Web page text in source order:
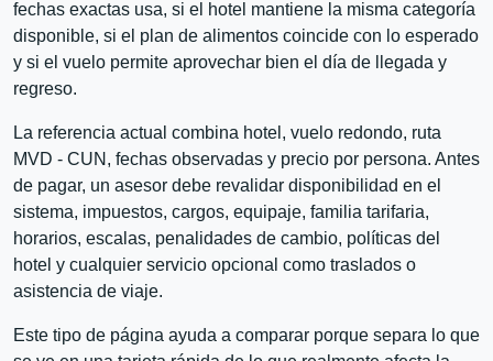
fechas exactas usa, si el hotel mantiene la misma categoría
disponible, si el plan de alimentos coincide con lo esperado
y si el vuelo permite aprovechar bien el día de llegada y
regreso.
La referencia actual combina hotel, vuelo redondo, ruta
MVD - CUN, fechas observadas y precio por persona. Antes
de pagar, un asesor debe revalidar disponibilidad en el
sistema, impuestos, cargos, equipaje, familia tarifaria,
horarios, escalas, penalidades de cambio, políticas del
hotel y cualquier servicio opcional como traslados o
asistencia de viaje.
Este tipo de página ayuda a comparar porque separa lo que